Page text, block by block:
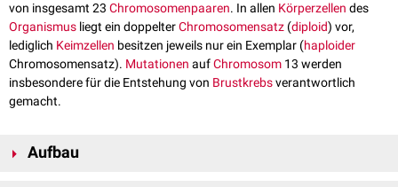
von insgesamt 23 Chromosomenpaaren. In allen Körperzellen des
Organismus liegt ein doppelterChromosomensatz (diploid) vor,
lediglich Keimzellen besitzen jeweils nur ein Exemplar (haploider
Chromosomensatz). Mutationen aufChromosom 13 werden
insbesondere für die Entstehung von Brustkrebsverantwortlich
gemacht.
Aufbau